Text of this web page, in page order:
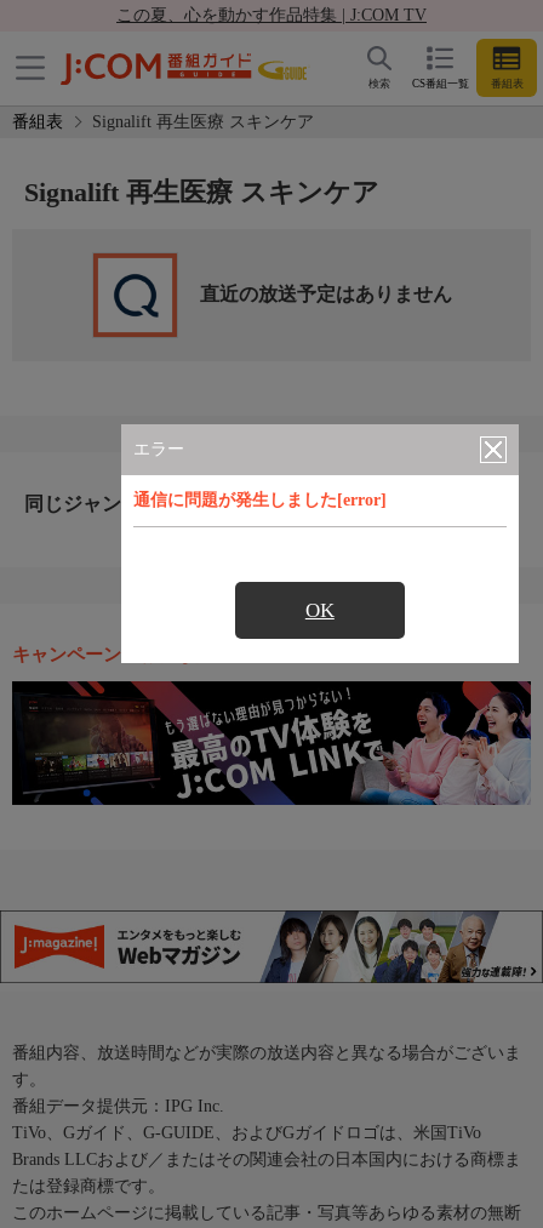
この夏、心を動かす作品特集 | J:COM TV
CS番組一覧 番組表
検索
番組表 Signalift 再生医療 スキンケア
エラー
通信に問題が発生しました[error]
OK
Signalift 再生医療 スキンケア
直近の放送予定はありません
同じジャンルのおすすめ番組
キャンペーン・お得な情報
番組内容、放送時間などが実際の放送内容と異なる場合がございま
す。
番組データ提供元：IPG Inc.
TiVo、Gガイド、G-GUIDE、およびGガイドロゴは、米国TiVo
Brands LLCおよび／またはその関連会社の日本国内における商標ま
たは登録商標です。
このホームページに掲載している記事・写真等あらゆる素材の無断